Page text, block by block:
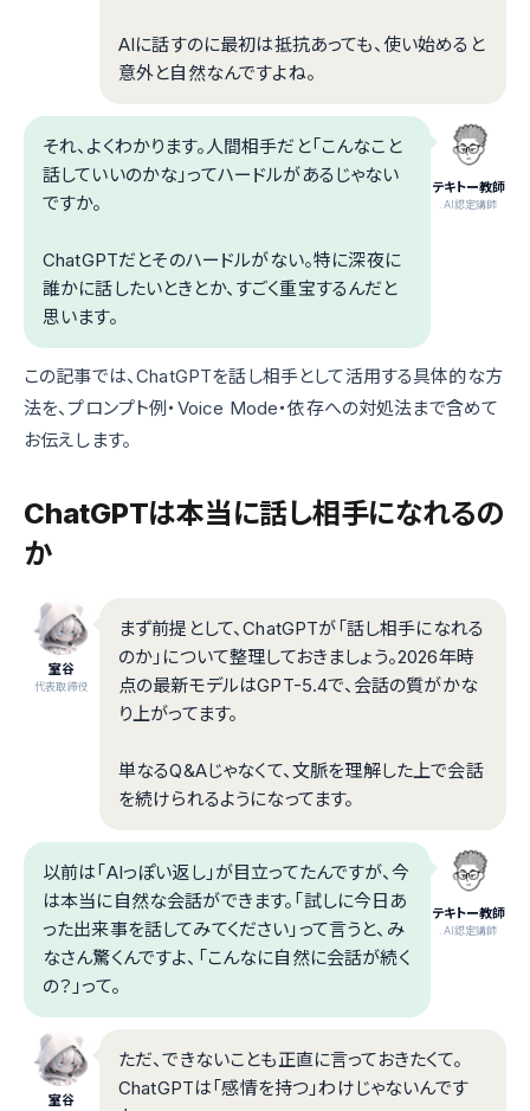
AIに話すのに最初は抵抗あっても、使い始めると
意外と自然なんですよね。
テキトー教師
.AI認定講師
それ、よくわかります。人間相手だと「こんなこと
話していいのかな」ってハードルがあるじゃない
ですか。
ChatGPTだとそのハードルがない。特に深夜に
誰かに話したいときとか、すごく重宝するんだと
思います。
この記事では、ChatGPTを話し相手として活用する具体的な方
法を、プロンプト例・Voice Mode・依存への対処法まで含めて
お伝えします。
ChatGPTは本当に話し相手になれるの
か
室谷
代表取締役
まず前提として、ChatGPTが「話し相手になれる
のか」について整理しておきましょう。2026年時
点の最新モデルはGPT-5.4で、会話の質がかな
り上がってます。
単なるQ&Aじゃなくて、文脈を理解した上で会話
を続けられるようになってます。
テキトー教師
.AI認定講師
以前は「AIっぽい返し」が目立ってたんですが、今
は本当に自然な会話ができます。「試しに今日あ
った出来事を話してみてください」って言うと、み
なさん驚くんですよ、「こんなに自然に会話が続く
の？」って。
室谷
ただ、できないことも正直に言っておきたくて。
ChatGPTは「感情を持つ」わけじゃないんです